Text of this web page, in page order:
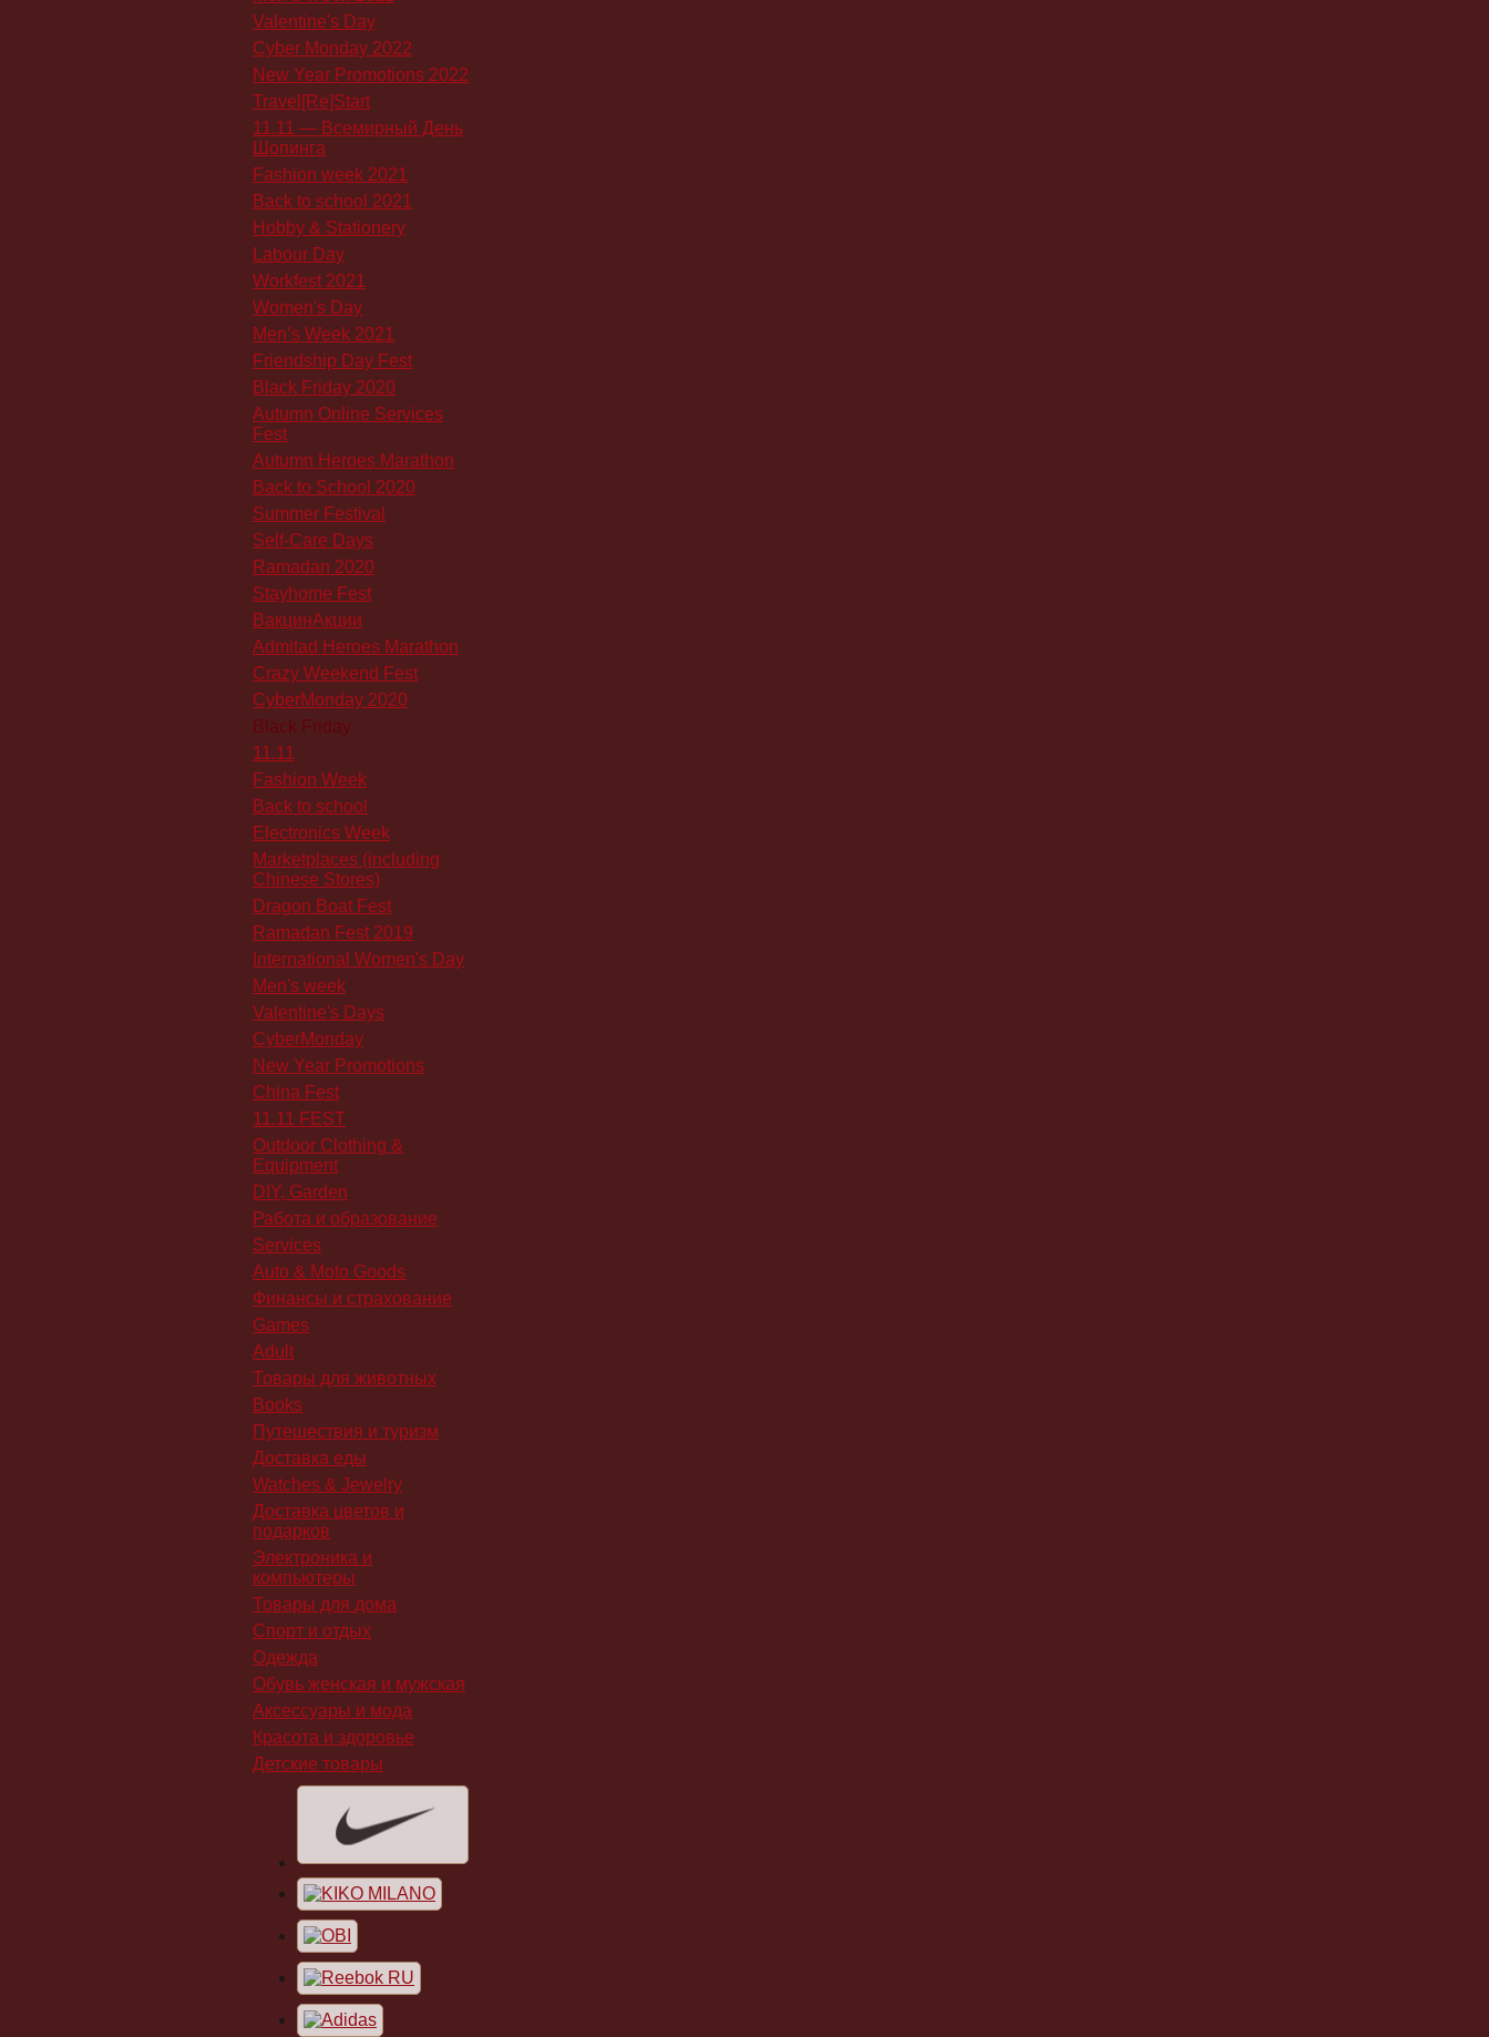
Valentine's Day
Cyber Monday 2022
New Year Promotions 2022
Travel[Re]Start
11.11 — Всемирный День
Шопинга
Fashion week 2021
Back to school 2021
Hobby & Stationery
Labour Day
Workfest 2021
Women's Day
Men’s Week 2021
Friendship Day Fest
Black Friday 2020
Autumn Online Services
Fest
Autumn Heroes Marathon
Back to School 2020
Summer Festival
Self-Care Days
Ramadan 2020
Stayhome Fest
ВакцинАкции
Admitad Heroes Marathon
Crazy Weekend Fest
CyberMonday 2020
Black Friday
11.11
Fashion Week
Back to school
Electronics Week
Marketplaces (including
Chinese Stores)
Dragon Boat Fest
Ramadan Fest 2019
International Women's Day
Men's week
Valentine's Days
CyberMonday
New Year Promotions
China Fest
11.11 FEST
Outdoor Clothing &
Equipment
DIY, Garden
Работа и образование
Services
Auto & Moto Goods
Финансы и страхование
Games
Adult
Товары для животных
Books
Путешествия и туризм
Доставка еды
Watches & Jewelry
Доставка цветов и
подарков
Электроника и
компьютеры
Товары для дома
Спорт и отдых
Одежда
Обувь женская и мужская
Аксессуары и мода
Красота и здоровье
Детские товары